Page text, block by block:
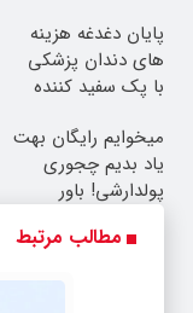
پایان دغدغه هزینه
های دندان پزشکی
با پک سفید کننده
میخوایم رایگان بهت
یاد بدیم چجوری
پولدارشی! باور
مجانیهمطالب مرتبط